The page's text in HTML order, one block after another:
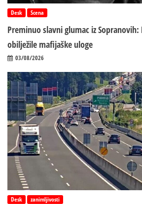
Desk Scena
Preminuo slavni glumac iz
obilježile mafijaške uloge
03/08/2026
Desk zanimljivosti